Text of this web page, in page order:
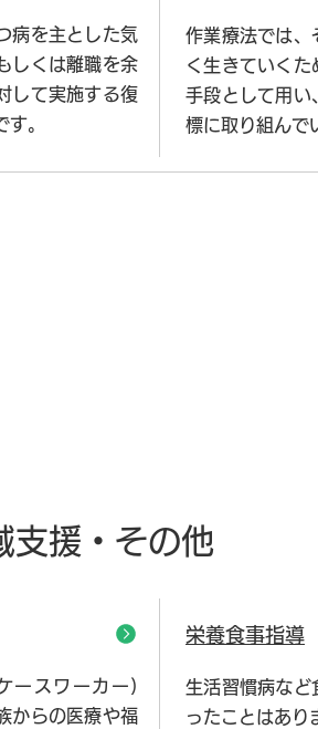
病を主とした気
しくは離職を余
して実施する復
。
作業療法では、
く生きていくた
手段として用い
標に取り組んで
支援・その他
ースワーカー)
からの医療や福
栄養食事指導
生活習慣病など
ったことはあり